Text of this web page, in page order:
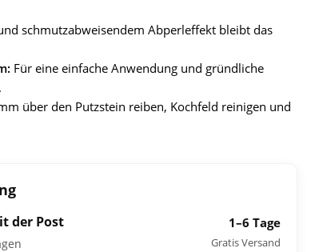
schmutzabweisendem Abperleffekt bleibt das
Für eine einfache Anwendung und gründliche
über den Putzstein reiben, Kochfeld reinigen und
der Post 1–6 Tage
Gratis Versand